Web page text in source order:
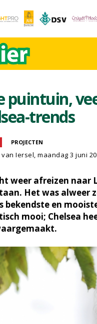
puintuin,
trends
PROJECTEN
Iersel, maandag 3 juni
weer afreizen naar
Het was alweer
bekendste en
mooi; Chelsea